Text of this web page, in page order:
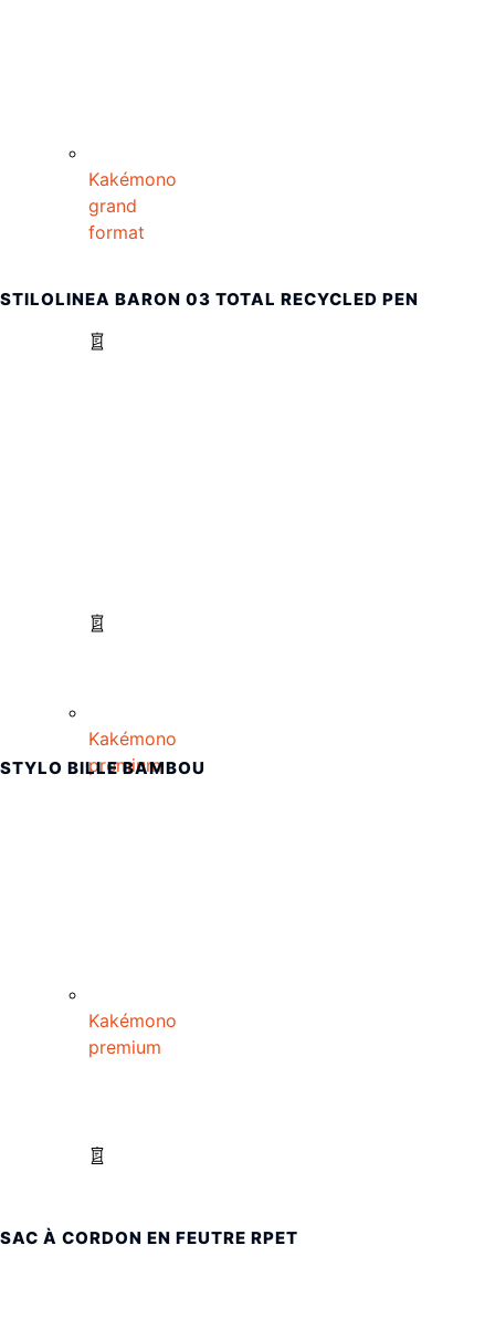
Kakémono
premium
Kakémono
grand
format
Kakémono
premium
STILOLINEA BARON 03 TOTAL RECYCLED PEN
STYLO BILLE BAMBOU
SAC À CORDON EN FEUTRE RPET